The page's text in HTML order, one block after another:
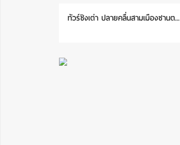
ทัวร์ชิงเต่า ปลายคลื่นสามเมืองซานต...